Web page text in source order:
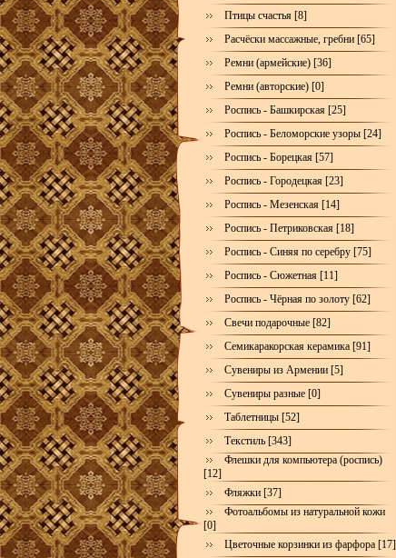
Птицы счастья [8]
Расчёски массажные, гребни [65]
Ремни (армейские) [36]
Ремни (авторские) [0]
Роспись - Башкирская [25]
Роспись - Беломорские узоры [24]
Роспись - Борецкая [57]
Роспись - Городецкая [23]
Роспись - Мезенская [14]
Роспись - Петриковская [18]
Роспись - Синяя по серебру [75]
Роспись - Сюжетная [11]
Роспись - Чёрная по золоту [62]
Свечи подарочные [82]
Семикаракорская керамика [91]
Сувениры из Армении [5]
Сувениры разные [0]
Таблетницы [52]
Текстиль [343]
Флешки для компьютера (роспись)
[12]
Фляжки [37]
Фотоальбомы из натуральной кожи
[0]
Цветочные корзинки из фарфора [17]